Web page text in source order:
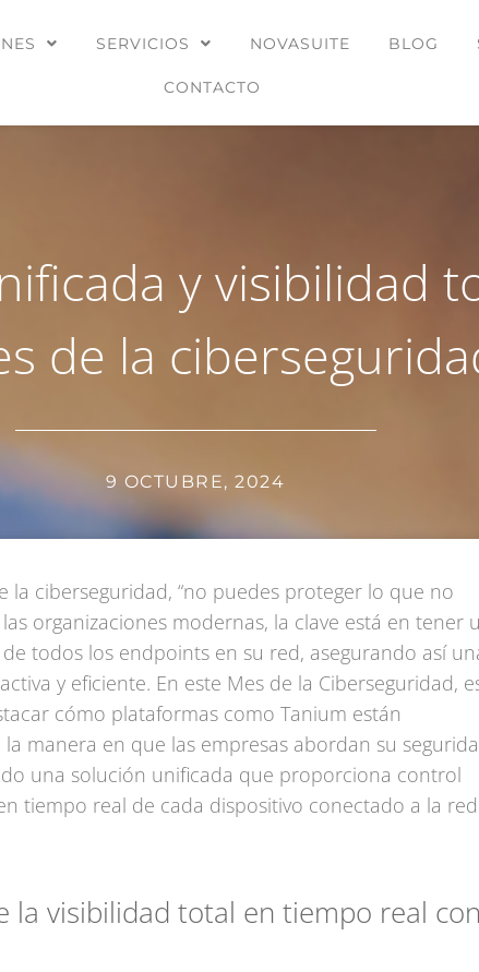
SERVICIOS NOVASUITE BLOG
CONTACTO
y visibilidad
de la
9 OCTUBRE, 2024
la ciberseguridad, “no puedes proteger lo que no
las organizaciones modernas, la clave está en tener
todos los endpoints en su red, asegurando así
y eficiente. En este Mes de la Ciberseguridad,
cómo plataformas como Tanium están
manera en que las empresas abordan su
una solución unificada que proporciona control
tiempo real de cada dispositivo conectado a la
la visibilidad total en tiempo real con